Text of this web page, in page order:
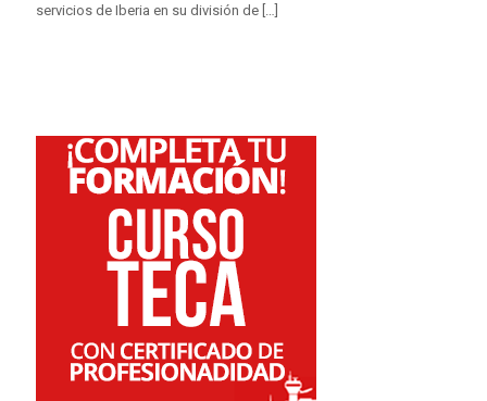
servicios de Iberia en su división de […]